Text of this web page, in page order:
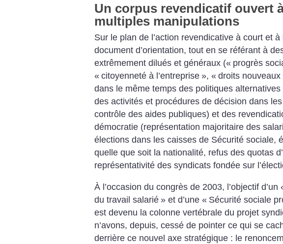
Un corpus revendicatif ouvert
multiples manipulations
Sur le plan de l’action revendicative à court et
document d’orientation, tout en se référant à
extrêmement dilués et généraux (« progrès
« citoyenneté à l’entreprise », « droits nouveaux
dans le même temps des politiques
des activités et procédures de décision dans
contrôle des aides publiques) et des
démocratie (représentation majoritaire des
élections dans les caisses de Sécurité sociale,
quelle que soit la nationalité, refus des quotas
représentativité des syndicats fondée sur
À l’occasion du congrès de 2003, l’objectif d’un
du travail salarié » et d’une « Sécurité sociale
est devenu la colonne vertébrale du projet
n’avons, depuis, cessé de pointer ce qui se
derrière ce nouvel axe stratégique : le